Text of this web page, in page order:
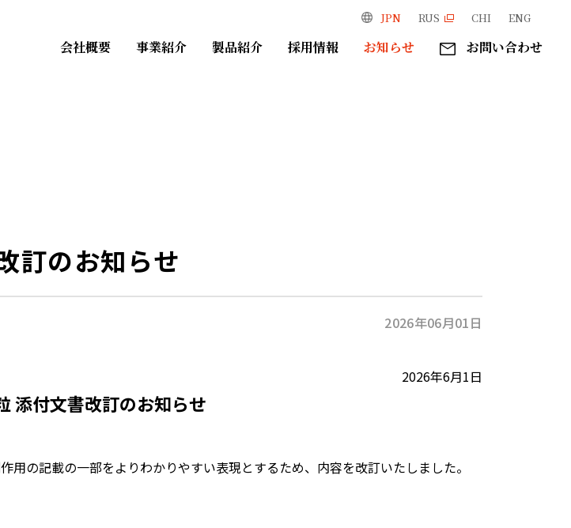
会社概要 事業紹介 製品紹介 採用情報 お知らせ お問い合わせ
JPN RUS CHI ENG
訂のお知らせ
2026年06月01日
2026年6月1日
添付文書改訂のお知らせ
の記載の一部をよりわかりやすい表現とするため、内容を改訂いたしました。